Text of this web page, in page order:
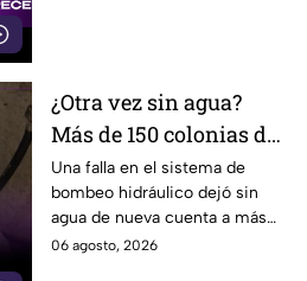
¿Otra vez sin agua?
Más de 150 colonias de
Tijuana enfrentan
cortes por falla de
CESPT
Una falla en el sistema de
bombeo hidráulico dejó sin
agua de nueva cuenta a más
de 150 colonias de Tijuana,
06 agosto, 2026